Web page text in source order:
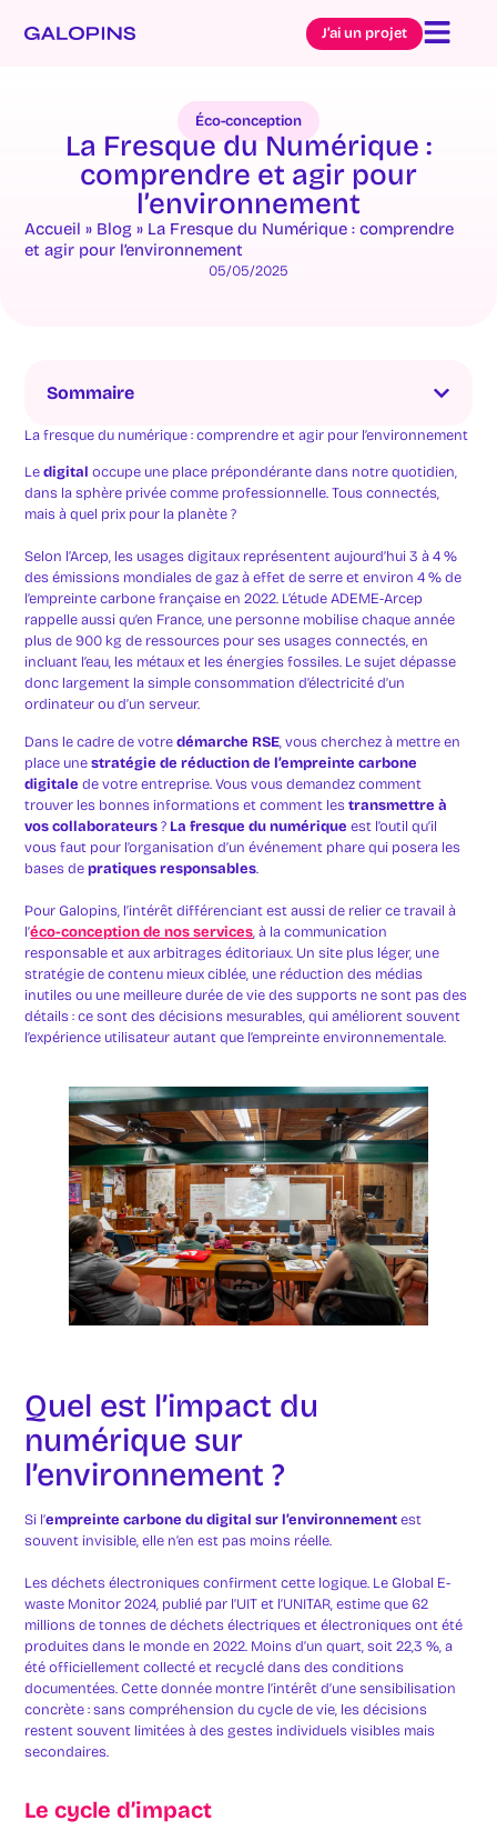
J’ai un projet
Éco-conception
La Fresque du Numérique :
comprendre et agir pour
l’environnement
Accueil » Blog » La Fresque du Numérique : comprendre
et agir pour l’environnement
05/05/2025
La fresque du numérique : comprendre et agir pour l’environnement
Ledigitaloccupe une place prépondérante dans notre quotidien,
dans la sphère privée comme professionnelle. Tous connectés,
mais à quel prix pour la planète ?
Selon l’Arcep, les usages digitaux représentent aujourd’hui 3 à 4 %
des émissions mondiales de gaz à effet de serre et environ 4 % de
l’empreinte carbone française en 2022. L’étude ADEME-Arcep
rappelle aussi qu’en France, une personne mobilise chaque année
plus de 900 kg de ressources pour ses usages connectés, en
incluant l’eau, les métaux et les énergies fossiles. Le sujet dépasse
donc largement la simple consommation d’électricité d’un
ordinateur ou d’un serveur.
Dans le cadre de votredémarche RSE, vous cherchez à mettre en
place unestratégie de réduction de l’empreinte carbone
digitale de votre entreprise. Vous vous demandez comment
trouver les bonnes informations et comment lestransmettre à
vos collaborateurs? La fresque du numérique est l’outil qu’il
vous faut pour l’organisation d’un événement phare qui posera les
bases depratiques responsables.
Pour Galopins, l’intérêt différenciant est aussi de relier ce travail à
l’éco-conception de nos services, à la communication
responsable et aux arbitrages éditoriaux. Un site plus léger, une
stratégie de contenu mieux ciblée, une réduction des médias
inutiles ou une meilleure durée de vie des supports ne sont pas des
détails : ce sont des décisions mesurables, qui améliorent souvent
l’expérience utilisateur autant que l’empreinte environnementale.
Quel est l’impact du
numérique sur
l’environnement ?
Si l’empreinte carbone du digital sur l’environnementest
souvent invisible, elle n’en est pas moins réelle.
Les déchets électroniques confirment cette logique. Le Global E-
waste Monitor 2024, publié par l’UIT et l’UNITAR, estime que 62
millions de tonnes de déchets électriques et électroniques ont été
produites dans le monde en 2022. Moins d’un quart, soit 22,3 %, a
été officiellement collecté et recyclé dans des conditions
documentées. Cette donnée montre l’intérêt d’une sensibilisation
concrète : sans compréhension du cycle de vie, les décisions
restent souvent limitées à des gestes individuels visibles mais
secondaires.
Le cycle d’impact
Sommaire